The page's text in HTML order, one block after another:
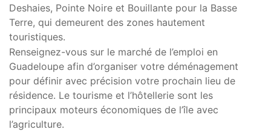
Deshaies, Pointe Noire et Bouillante pour la Basse
Terre, qui demeurent des zones hautement
touristiques.
Renseignez-vous sur le marché de l’emploi en
Guadeloupe afin d’organiser votre déménagement
pour définir avec précision votre prochain lieu de
résidence. Le tourisme et l’hôtellerie sont les
principaux moteurs économiques de l’île avec
l’agriculture.